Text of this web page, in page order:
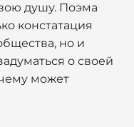
душу. Поэма
констатация
но и
о своей
может